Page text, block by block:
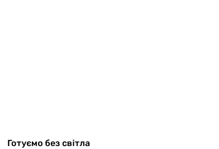
Готуємо без світла